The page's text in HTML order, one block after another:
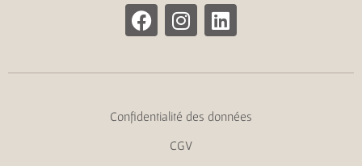
Confidentialité des données
CGV